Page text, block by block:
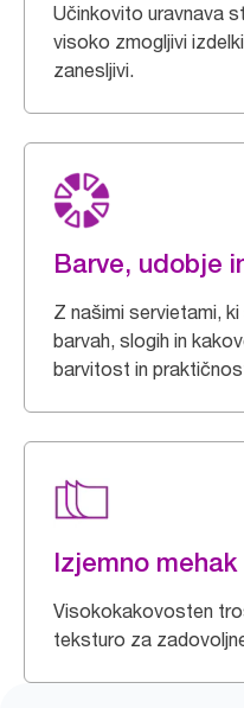
Učinkovito uravnava
visoko zmogljivi
zanesljivi.
Barve, udobje
Z našimi servietami,
barvah, slogih in
barvitost in
Izjemno mehak
Visokokakovosten
teksturo za